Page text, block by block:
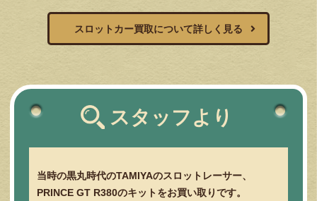
スロットカー買取について詳しく見る
スタッフより
当時の黒丸時代のTAMIYAのスロットレーサー、
PRINCE GT R380のキットをお買い取りです。